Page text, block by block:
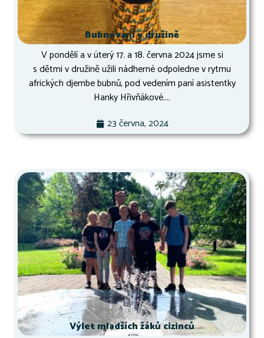
Bubnování v družině
V pondělí a v úterý 17. a 18. června 2024 jsme si
s dětmi v družině užili nádherné odpoledne v rytmu
afrických djembe bubnů, pod vedením paní asistentky
Hanky Hřivňákové....
23 června, 2024
Výlet mladších žáků cizinců